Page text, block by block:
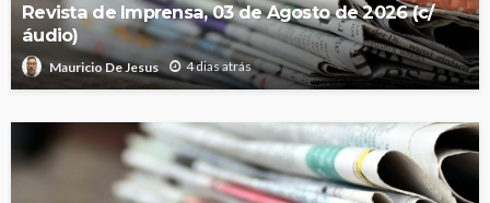
Revista de Imprensa, 03 de Agosto de 2026 (c/
áudio)
Mauricio De Jesus 4 dias atrás